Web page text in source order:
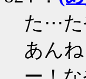
た⋯た
あん